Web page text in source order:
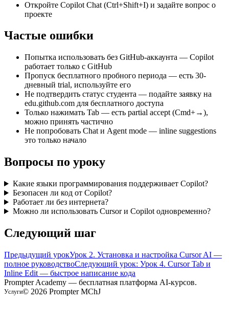
Откройте Copilot Chat (Ctrl+Shift+I) и задайте вопрос о
проекте
Частые ошибки
Попытка использовать без GitHub-аккаунта — Copilot
работает только с GitHub
Пропуск бесплатного пробного периода — есть 30-
дневный trial, используйте его
Не подтвердить статус студента — подайте заявку на
edu.github.com для бесплатного доступа
Только нажимать Tab — есть partial accept (Cmd+→),
можно принять частично
Не попробовать Chat и Agent mode — inline suggestions
это только начало
Вопросы по уроку
Какие языки программирования поддерживает Copilot?
Безопасен ли код от Copilot?
Работает ли без интернета?
Можно ли использовать Cursor и Copilot одновременно?
Следующий шаг
Предыдущий урокУрок 2. Установка и настройка Cursor AI —
полное руководствоСледующий урок: Урок 4. Cursor Tab и
Inline Edit — быстрое написание кода
Prompter Academy — бесплатная платформа AI-курсов.
Услуги© 2026 Prompter MChJ